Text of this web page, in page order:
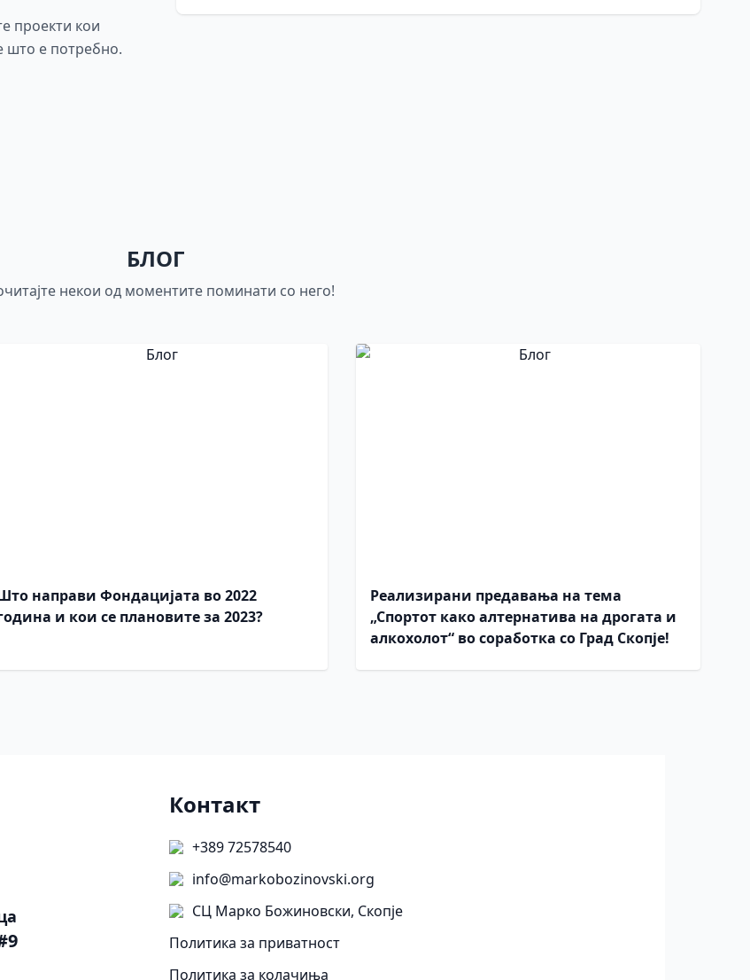
проекти кои
што е потребно.
БЛОГ
некои од моментите поминати со него!
направи Фондацијата во 2022
и кои се плановите за 2023?
Реализирани предавања на тема
„Спортот како алтернатива на дрогата и
алкохолот“ во соработка со Град Скопје!
Контакт
+389 72578540
info@markobozinovski.org
СЦ Марко Божиновски, Скопје
Политика за приватност
Политика за колачиња